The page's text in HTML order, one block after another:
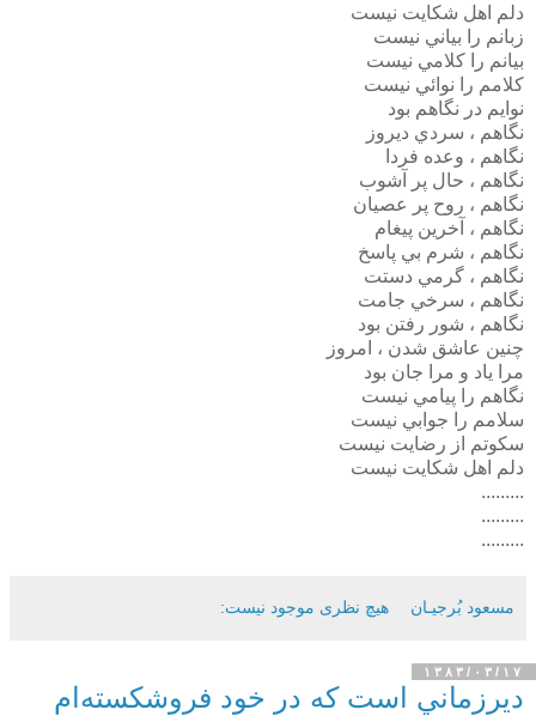
دلم اهل شکايت نيست
زبانم را بياني نيست
بيانم را کلامي نيست
کلامم را نوائي نيست
نوايم در نگاهم بود
نگاهم ، سردي ديروز
نگاهم ، وعده فردا
نگاهم ، حال پر آشوب
نگاهم ، روح پر عصيان
نگاهم ، آخرين پيغام
نگاهم ، شرم بي پاسخ
نگاهم ، گرمي دستت
نگاهم ، سرخي جامت
نگاهم ، شور رفتن بود
چنين عاشق شدن ، امروز
مرا ياد و مرا جان بود
نگاهم را پيامي نيست
سلامم را جوابي نيست
سکوتم از رضايت نيست
دلم اهل شکايت نيست
.........
.........
.........
مسعود بُرجيـان هیچ نظری موجود نیست:
۱۳۸۳/۰۳/۱۷
ديرزماني است كه در خود فروشكسته‌ام